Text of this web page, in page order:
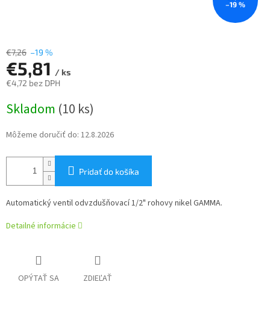
–19 %
€7,26 –19 %
€5,81 / ks
€4,72 bez DPH
cena:
Skladom (10 ks)
Môžeme doručiť do: 12.8.2026
Pridať do košíka
Automatický ventil odvzdušňovací 1/2" rohovy nikel GAMMA.
Detailné informácie
OPÝTAŤ SA ZDIEĽAŤ